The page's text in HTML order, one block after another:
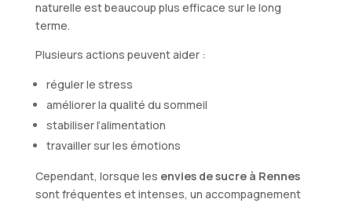
naturelle est beaucoup plus efficace sur le long
terme.
Plusieurs actions peuvent aider :
réguler le stress
améliorer la qualité du sommeil
stabiliser l’alimentation
travailler sur les émotions
Cependant, lorsque les envies de sucre à Rennes
sont fréquentes et intenses, un accompagnement